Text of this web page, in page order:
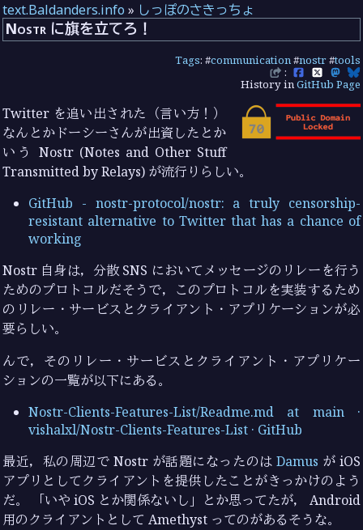
text.Baldanders.info » しっぽのさきっちょ
Nostr に旗を立てろ！
Tags: #communication#nostr#tools
:
History inGitHub Page
Twitter を追い出された（言い方！）
なんとかドーシーさんが出資したとか
いう Nostr (Notes and Other Stuff
Transmitted by Relays) が流行りらしい。
GitHub - nostr-protocol/nostr: a truly censorship-
resistant alternative to Twitter that has a chance of
working
Nostr 自身は，分散 SNS においてメッセージのリレーを行う
ためのプロトコルだそうで，このプロトコルを実装するため
のリレー・サービスとクライアント・アプリケーションが必
要らしい。
んで，そのリレー・サービスとクライアント・アプリケー
ションの一覧が以下にある。
Nostr-Clients-Features-List/Readme.md at main ·
vishalxl/Nostr-Clients-Features-List · GitHub
最近，私の周辺で Nostr が話題になったのはDamus が iOS
アプリとしてクライアントを提供したことがきっかけのよう
だ。 「いや iOS とか関係ないし」とか思ってたが， Android
用のクライアントとして Amethyst ってのがあるそうな。